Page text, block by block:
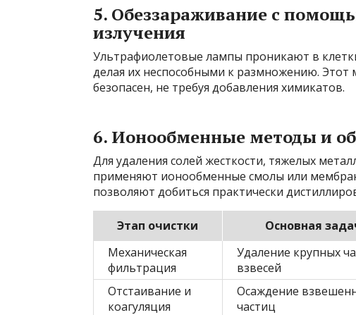
5. Обеззараживание с
излучения
Ультрафиолетовые лампы проникают в
делая их неспособными к размножению. Этот
безопасен, не требуя добавления химикатов.
6. Ионообменные методы и
Для удаления солей жесткости, тяжелых
применяют ионообменные смолы или
позволяют добиться практически
Этап очистки Основная
Механическая
фильтрация
Удаление крупных
взвесей
Отстаивание и
коагуляция
Осаждение
частиц